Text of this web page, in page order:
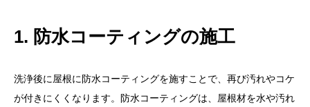
1. 防水コーティングの施工
洗浄後に屋根に防水コーティングを施すことで、再び汚れやコケ
が付きにくくなります。防水コーティングは、屋根材を水や汚れ